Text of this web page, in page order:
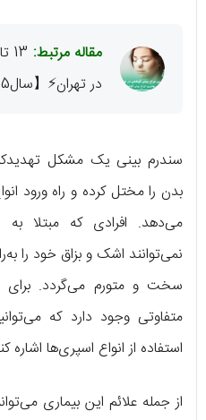
مقاله مرتبط:
در تهران⚡️【سال1405】✅
سندرم بینی یک مشکل
بدن را مختل کرده و راه ورود
می‌دهد. افرادی که مبتلا
نمی‌توانند اشک و بزاق خود را
سخت و متورم می‌گردد. برای
متفاوتی وجود دارد که
استفاده از انواع اسپری‌ها اشاره
از جمله علائم این بیماری